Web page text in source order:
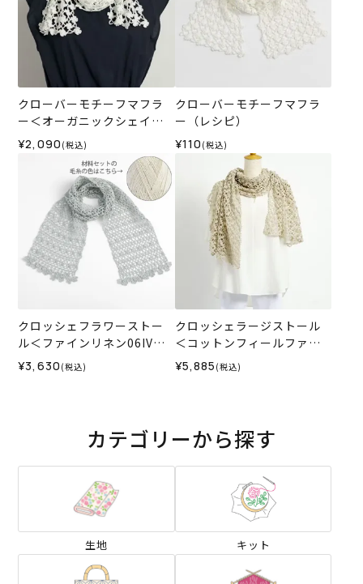
クローバーモチーフマフラ
ー＜オーガニックシェイプ1
3WH＞（編み物 材料セッ
ト）
¥2,090 (税込)
クローバーモチーフマフラ
ー（レシピ）
¥110 (税込)
クロッシェフラワーストー
ル＜ファインリネン06IV＞
（編み物 材料セット）
¥3,630 (税込)
クロッシェラージストール
＜コットンフィールファイ
ン33GR＞（編み物 材料セ
ット）
¥5,885 (税込)
カテゴリーから探す
生地 キット